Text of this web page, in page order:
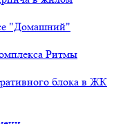
"Домашний"
Ритмы
блока в ЖК